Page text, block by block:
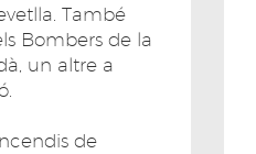
També
Bombers de la
un altre a
de